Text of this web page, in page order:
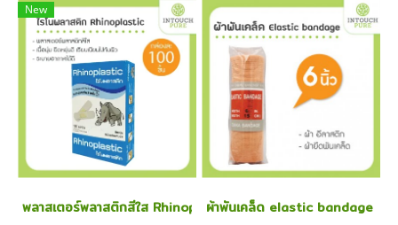
New
พลาสเตอร์พลาสติกสีใส Rhinoplast Elastic 100 ชิ้น
ผ้าพันเคล็ด elastic bandage อี